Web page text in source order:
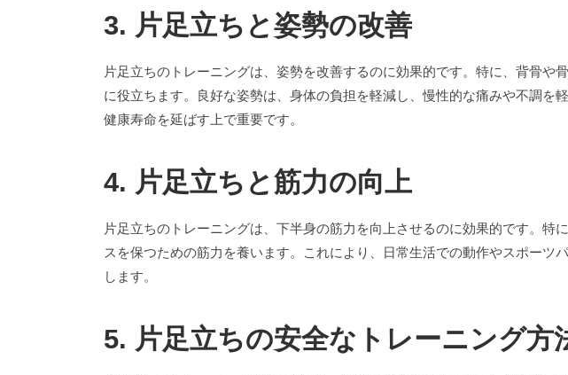
3. 片足立ちと姿勢の改善
片足立ちのトレーニングは、姿勢を改善するのに効果的です。特に、背骨や
に役立ちます。良好な姿勢は、身体の負担を軽減し、慢性的な痛みや不調を
健康寿命を延ばす上で重要です。
4. 片足立ちと筋力の向上
片足立ちのトレーニングは、下半身の筋力を向上させるのに効果的です。特
スを保つための筋力を養います。これにより、日常生活での動作やスポーツ
します。
5. 片足立ちの安全なトレーニング方